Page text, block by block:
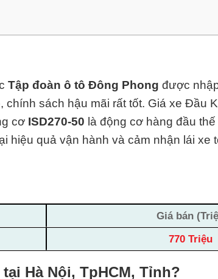
Tập đoàn ô tô Đông Phong được
sách hậu mãi rất tốt. Giá xe Đầu
cơ ISD270-50 là động cơ hàng đầu
hiệu quả vận hành và cảm nhận lái xe
Giá bán
770 Triệu
Hà Nội, TpHCM, Tỉnh?